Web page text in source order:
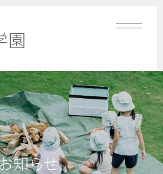
園
知らせ